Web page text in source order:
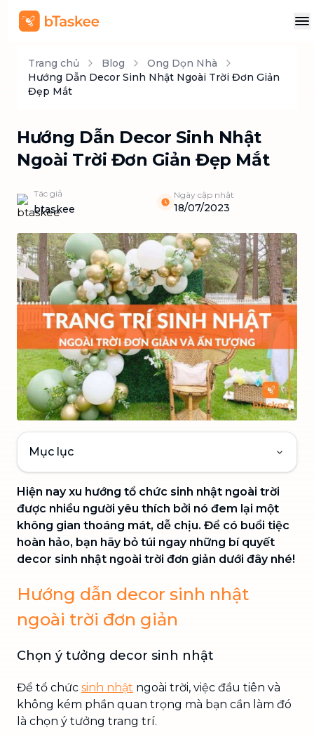
Trang chủ Blog
Ong Dọn Nhà
Hướng Dẫn Decor Sinh Nhật Ngoài Trời Đơn Giản
Đẹp Mắt
Hướng Dẫn Decor Sinh Nhật
Ngoài Trời Đơn Giản Đẹp Mắt
Tác giả
btaskee
Ngày cập nhật
18/07/2023
Mục lục
Hiện nay xu hướng tổ chức sinh nhật ngoài trời
được nhiều người yêu thích bởi nó đem lại một
không gian thoáng mát, dễ chịu. Để có buổi tiệc
hoàn hảo, bạn hãy bỏ túi ngay những bí quyết
decor sinh nhật ngoài trời đơn giản dưới đây nhé!
Hướng dẫn decor sinh nhật
ngoài trời đơn giản
Chọn ý tưởng decor sinh nhật
Để tổ chức sinh nhật ngoài trời, việc đầu tiên và
không kém phần quan trọng mà bạn cần làm đó
là chọn ý tưởng trang trí.